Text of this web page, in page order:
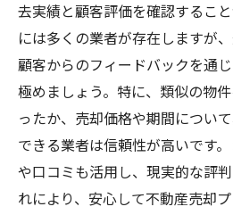
去実績と顧客評価を確認するこ
には多くの業者が存在しますが
顧客からのフィードバックを通
極めましょう。特に、類似の物
ったか、売却価格や期間につい
できる業者は信頼性が高いです
や口コミも活用し、現実的な評
れにより、安心して不動産売却